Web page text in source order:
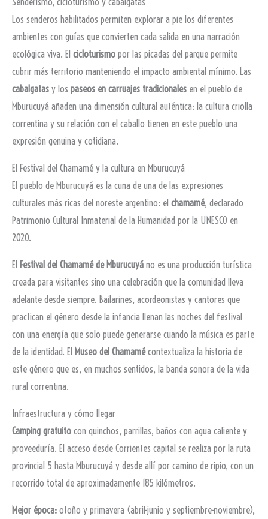
Los senderos habilitados permiten explorar a pie los diferentes
ambientes con guías que convierten cada salida en una narración
ecológica viva. El cicloturismo por las picadas del parque permite
cubrir más territorio manteniendo el impacto ambiental mínimo. Las
cabalgatas y los paseos en carruajes tradicionales en el pueblo de
Mburucuyá añaden una dimensión cultural auténtica: la cultura criolla
correntina y su relación con el caballo tienen en este pueblo una
expresión genuina y cotidiana.
El Festival del Chamamé y la cultura en Mburucuyá
El pueblo de Mburucuyá es la cuna de una de las expresiones
culturales más ricas del noreste argentino: el chamamé, declarado
Patrimonio Cultural Inmaterial de la Humanidad por la UNESCO en
2020.
El Festival del Chamamé de Mburucuyá no es una producción turística
creada para visitantes sino una celebración que la comunidad lleva
adelante desde siempre. Bailarines, acordeonistas y cantores que
practican el género desde la infancia llenan las noches del festival
con una energía que solo puede generarse cuando la música es parte
de la identidad. El Museo del Chamamécontextualiza la historia de
este género que es, en muchos sentidos, la banda sonora de la vida
rural correntina.
Infraestructura y cómo llegar
Camping gratuito con quinchos, parrillas, baños con agua caliente y
proveeduría. El acceso desde Corrientes capital se realiza por la ruta
provincial 5 hasta Mburucuyá y desde allí por camino de ripio, con un
recorrido total de aproximadamente 185 kilómetros.
Mejor época: otoño y primavera (abril-junio y septiembre-noviembre),